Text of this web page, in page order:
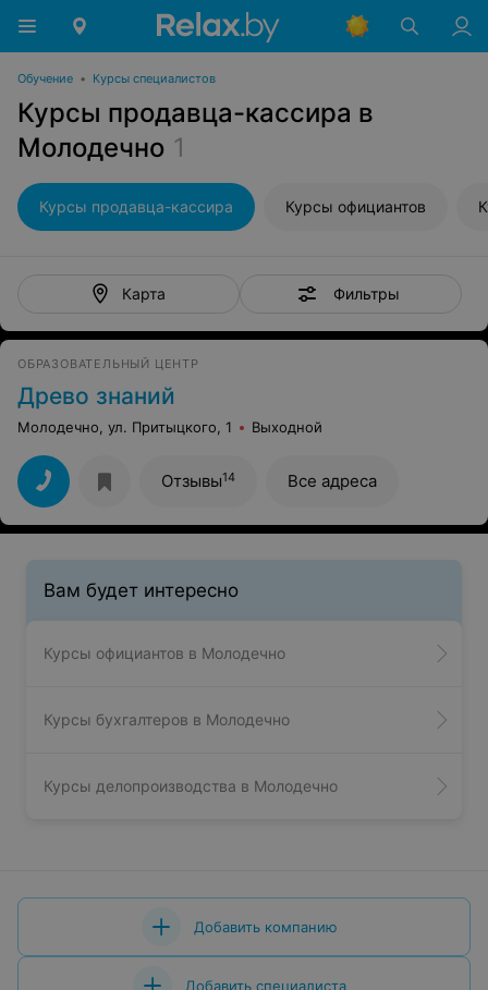
Обучение • Курсы специалистов
Курсы продавца-кассира в
Молодечно 1
Курсы продавца-кассира Курсы официантов
Карта Фильтры
ОБРАЗОВАТЕЛЬНЫЙ ЦЕНТР
Древо знаний
Молодечно, ул. Притыцкого, 1 Выходной
Отзывы14 Все адреса
Вам будет интересно
Курсы официантов в Молодечно
Курсы бухгалтеров в Молодечно
Курсы делопроизводства в Молодечно
Добавить компанию
Добавить специалиста